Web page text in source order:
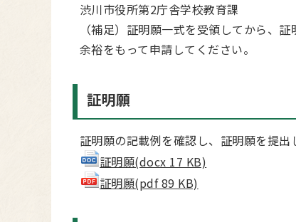
渋川市役所第2庁舎学校教育課
（補足）証明願一式を受領してから、
余裕をもって申請してください。
証明願
証明願の記載例を確認し、証明願を提出
証明願(docx 17 KB)
証明願(pdf 89 KB)